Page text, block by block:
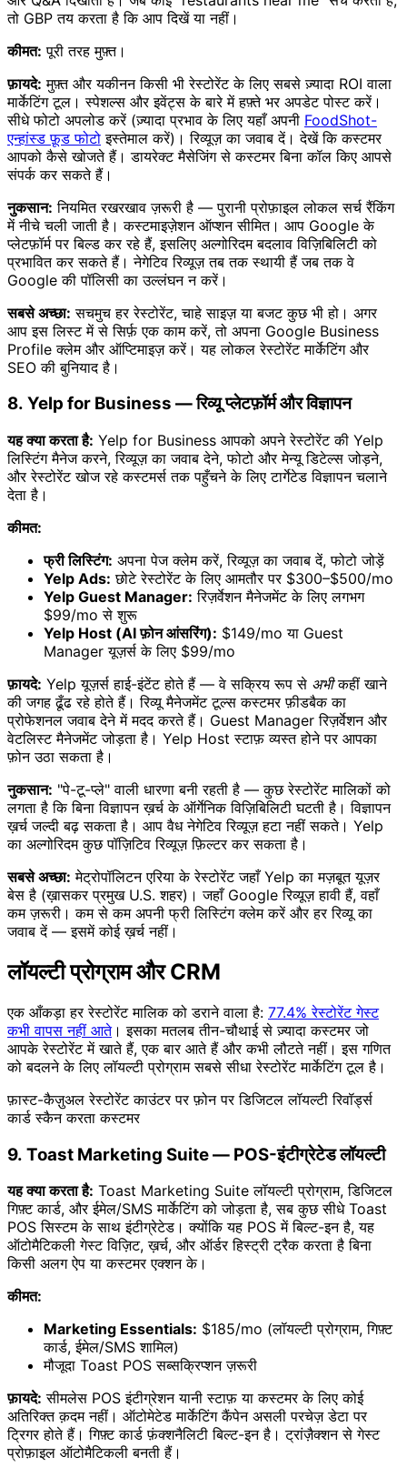
तो GBP तय करता है कि आप दिखें या नहीं।
कीमत: पूरी तरह मुफ़्त।
फ़ायदे: मुफ़्त और यकीनन किसी भी रेस्टोरेंट के लिए सबसे ज़्यादा ROI वाला
मार्केटिंग टूल। स्पेशल्स और इवेंट्स के बारे में हफ़्ते भर अपडेट पोस्ट करें।
सीधे फोटो अपलोड करें (ज़्यादा प्रभाव के लिए यहाँ अपनी FoodShot-
एन्हांस्ड फ़ूड फोटो इस्तेमाल करें)। रिव्यूज़ का जवाब दें। देखें कि कस्टमर
आपको कैसे खोजते हैं। डायरेक्ट मैसेजिंग से कस्टमर बिना कॉल किए आपसे
संपर्क कर सकते हैं।
नुकसान: नियमित रखरखाव ज़रूरी है — पुरानी प्रोफ़ाइल लोकल सर्च रैंकिंग
में नीचे चली जाती है। कस्टमाइज़ेशन ऑप्शन सीमित। आप Google के
प्लेटफ़ॉर्म पर बिल्ड कर रहे हैं, इसलिए अल्गोरिदम बदलाव विज़िबिलिटी को
प्रभावित कर सकते हैं। नेगेटिव रिव्यूज़ तब तक स्थायी हैं जब तक वे
Google की पॉलिसी का उल्लंघन न करें।
सबसे अच्छा: सचमुच हर रेस्टोरेंट, चाहे साइज़ या बजट कुछ भी हो। अगर
आप इस लिस्ट में से सिर्फ़ एक काम करें, तो अपना Google Business
Profile क्लेम और ऑप्टिमाइज़ करें। यह लोकल रेस्टोरेंट मार्केटिंग और
SEO की बुनियाद है।
8. Yelp for Business — रिव्यू प्लेटफ़ॉर्म और विज्ञापन
यह क्या करता है: Yelp for Business आपको अपने रेस्टोरेंट की Yelp
लिस्टिंग मैनेज करने, रिव्यूज़ का जवाब देने, फोटो और मेन्यू डिटेल्स जोड़ने,
और रेस्टोरेंट खोज रहे कस्टमर्स तक पहुँचने के लिए टार्गेटेड विज्ञापन चलाने
देता है।
कीमत:
फ्री लिस्टिंग: अपना पेज क्लेम करें, रिव्यूज़ का जवाब दें, फोटो जोड़ें
Yelp Ads: छोटे रेस्टोरेंट के लिए आमतौर पर $300–$500/mo
Yelp Guest Manager: रिज़र्वेशन मैनेजमेंट के लिए लगभग
$99/mo से शुरू
Yelp Host (AI फ़ोन आंसरिंग): $149/mo या Guest
Manager यूज़र्स के लिए $99/mo
फ़ायदे: Yelp यूज़र्स हाई-इंटेंट होते हैं — वे सक्रिय रूप से अभीकहीं खाने
की जगह ढूँढ रहे होते हैं। रिव्यू मैनेजमेंट टूल्स कस्टमर फ़ीडबैक का
प्रोफेशनल जवाब देने में मदद करते हैं। Guest Manager रिज़र्वेशन और
वेटलिस्ट मैनेजमेंट जोड़ता है। Yelp Host स्टाफ़ व्यस्त होने पर आपका
फ़ोन उठा सकता है।
नुकसान: "पे-टू-प्ले" वाली धारणा बनी रहती है — कुछ रेस्टोरेंट मालिकों को
लगता है कि बिना विज्ञापन ख़र्च के ऑर्गेनिक विज़िबिलिटी घटती है। विज्ञापन
ख़र्च जल्दी बढ़ सकता है। आप वैध नेगेटिव रिव्यूज़ हटा नहीं सकते। Yelp
का अल्गोरिदम कुछ पॉज़िटिव रिव्यूज़ फ़िल्टर कर सकता है।
सबसे अच्छा: मेट्रोपॉलिटन एरिया के रेस्टोरेंट जहाँ Yelp का मज़बूत यूज़र
बेस है (ख़ासकर प्रमुख U.S. शहर)। जहाँ Google रिव्यूज़ हावी हैं, वहाँ
कम ज़रूरी। कम से कम अपनी फ्री लिस्टिंग क्लेम करें और हर रिव्यू का
जवाब दें — इसमें कोई ख़र्च नहीं।
लॉयल्टी प्रोग्राम और CRM
एक आँकड़ा हर रेस्टोरेंट मालिक को डराने वाला है: 77.4% रेस्टोरेंट गेस्ट
कभी वापस नहीं आते। इसका मतलब तीन-चौथाई से ज़्यादा कस्टमर जो
आपके रेस्टोरेंट में खाते हैं, एक बार आते हैं और कभी लौटते नहीं। इस गणित
को बदलने के लिए लॉयल्टी प्रोग्राम सबसे सीधा रेस्टोरेंट मार्केटिंग टूल है।
फ़ास्ट-कैज़ुअल रेस्टोरेंट काउंटर पर फ़ोन पर डिजिटल लॉयल्टी रिवॉर्ड्स
कार्ड स्कैन करता कस्टमर
9. Toast Marketing Suite — POS-इंटीग्रेटेड लॉयल्टी
यह क्या करता है: Toast Marketing Suite लॉयल्टी प्रोग्राम, डिजिटल
गिफ़्ट कार्ड, और ईमेल/SMS मार्केटिंग को जोड़ता है, सब कुछ सीधे Toast
POS सिस्टम के साथ इंटीग्रेटेड। क्योंकि यह POS में बिल्ट-इन है, यह
ऑटोमैटिकली गेस्ट विज़िट, ख़र्च, और ऑर्डर हिस्ट्री ट्रैक करता है बिना
किसी अलग ऐप या कस्टमर एक्शन के।
कीमत:
Marketing Essentials: $185/mo (लॉयल्टी प्रोग्राम, गिफ़्ट
कार्ड, ईमेल/SMS शामिल)
मौजूदा Toast POS सब्सक्रिप्शन ज़रूरी
फ़ायदे: सीमलेस POS इंटीग्रेशन यानी स्टाफ़ या कस्टमर के लिए कोई
अतिरिक्त क़दम नहीं। ऑटोमेटेड मार्केटिंग कैंपेन असली परचेज़ डेटा पर
ट्रिगर होते हैं। गिफ़्ट कार्ड फ़ंक्शनैलिटी बिल्ट-इन है। ट्रांज़ैक्शन से गेस्ट
प्रोफ़ाइल ऑटोमैटिकली बनती हैं।